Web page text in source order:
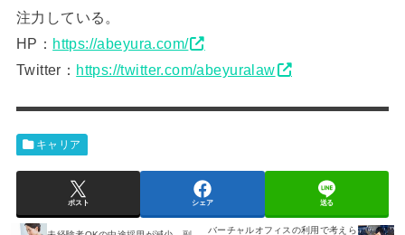
注力している。
HP： https://abeyura.com/
Twitter： https://twitter.com/abeyuralaw
キャリア
ポスト シェア 送る
バーチャルオフィスの利用で考えら